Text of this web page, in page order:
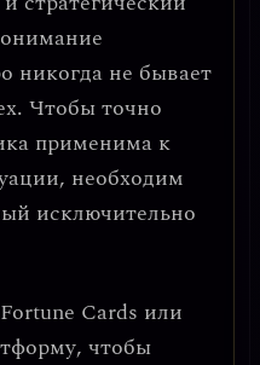
никогда не бывает
Чтобы точно
применима к
необходим
исключительно
Fortune Cards или
чтобы